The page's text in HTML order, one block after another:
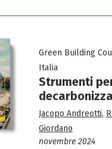
Green Building
Italia
Strumenti
Jacopo Andreotti,
Giordano
novembre 2024